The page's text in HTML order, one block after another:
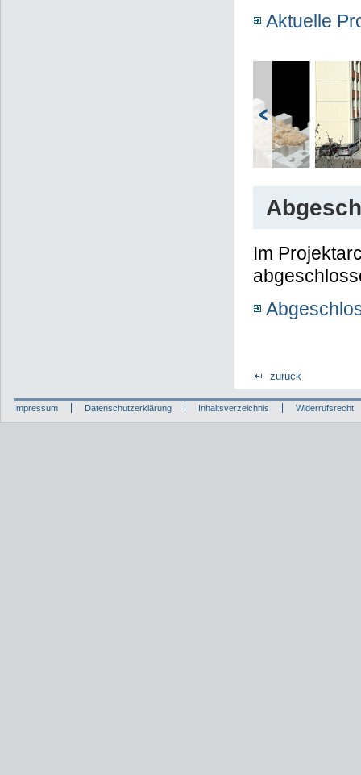
Aktuelle
Im
zurück
Impressum Datenschutzerklärung Inhaltsverzeichnis Widerrufsrecht